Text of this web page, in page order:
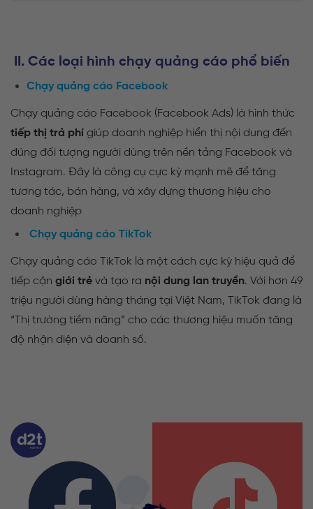
II. Các loại hình chạy quảng cáo phổ biến
Chạy quảng cáo Facebook
Chạy quảng cáo Facebook (Facebook Ads) là hình thức
tiếp thị trả phí giúp doanh nghiệp hiển thị nội dung đến
đúng đối tượng người dùng trên nền tảng Facebook và
Instagram. Đây là công cụ cực kỳ mạnh mẽ để tăng
tương tác, bán hàng, và xây dựng thương hiệu cho
doanh nghiệp
Chạy quảng cáo TikTok
Chạy quảng cáo TikTok là một cách cực kỳ hiệu quả để
tiếp cận giới trẻ và tạo ra nội dung lan truyền. Với hơn 49
triệu người dùng hàng tháng tại Việt Nam, TikTok đang là
“Thị trường tiềm năng” cho các thương hiệu muốn tăng
độ nhận diện và doanh số.